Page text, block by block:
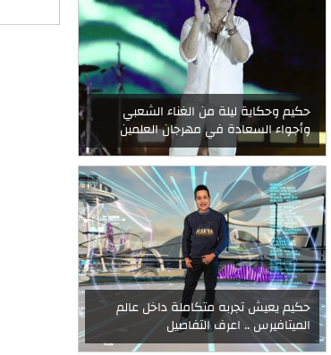
حكيم وحكاية ليلة من الغناء الشعبي
وأجواء السعادة في مهرجان العلمين
حكيم يعيش تجربه متكاملة داخل عالم
الميتافيرس .. اعرف التفاصيل